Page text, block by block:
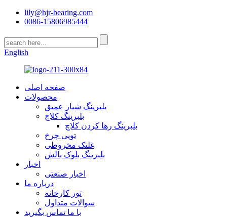
lily@hjr-bearing.com
0086-15806985444
English
صفحه اصلی
محصولات
بلبرینگ شیار عمیق
بلبرینگ کلاچ
بلبرینگ رها کردن کلاچ
توپی چرخ
غلتک مخروطی
بلبرینگ بلوک بالش
اخبار
اخبار صنعتی
درباره ما
تور کارخانه
سوالات متداول
با ما تماس بگیرید